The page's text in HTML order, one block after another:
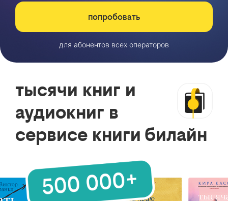
попробовать
для абонентов всех операторов
тысячи книг и
аудиокниг в
сервисе книги билайн